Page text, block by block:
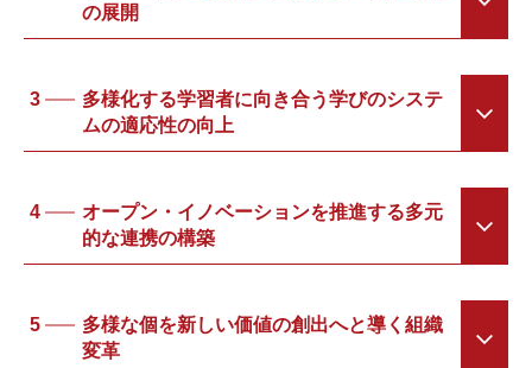
の展開
3
多様化する学習者に向き合う学びのシステ
ムの適応性の向上
4
オープン・イノベーションを推進する多元
的な連携の構築
5
多様な個を新しい価値の創出へと導く組織
変⾰